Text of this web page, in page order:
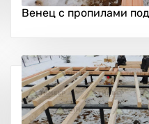
Венец с пропилами